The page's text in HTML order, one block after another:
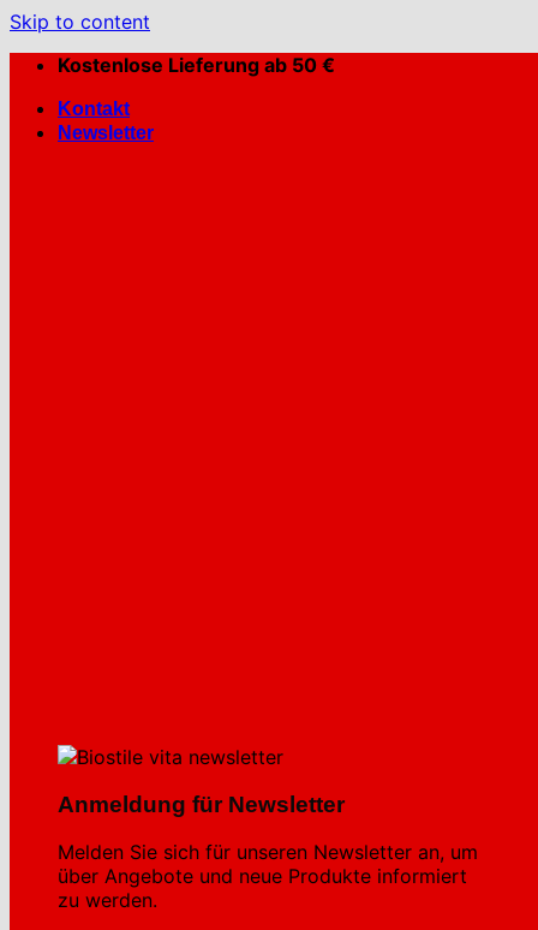
Skip to content
Kostenlose Lieferung ab 50 €
Kontakt
Newsletter
Anmeldung für Newsletter
Melden Sie sich für unseren Newsletter an, um
über Angebote und neue Produkte informiert
zu werden.